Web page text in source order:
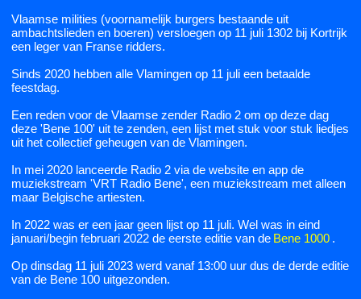
Vlaamse milities (voornamelijk burgers bestaande uit
ambachtslieden en boeren) versloegen op 11 juli 1302 bij Kortrijk
een leger van Franse ridders.
Sinds 2020 hebben alle Vlamingen op 11 juli een betaalde
feestdag.
Een reden voor de Vlaamse zender Radio 2 om op deze dag
deze 'Bene 100' uit te zenden, een lijst met stuk voor stuk liedjes
uit het collectief geheugen van de Vlamingen.
In mei 2020 lanceerde Radio 2 via de website en app de
muziekstream 'VRT Radio Bene', een muziekstream met alleen
maar Belgische artiesten.
In 2022 was er een jaar geen lijst op 11 juli. Wel was in eind
januari/begin februari 2022 de eerste editie van de Bene 1000 .
Op dinsdag 11 juli 2023 werd vanaf 13:00 uur dus de derde editie
van de Bene 100 uitgezonden.